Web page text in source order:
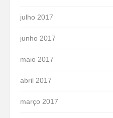
julho 2017
junho 2017
maio 2017
abril 2017
março 2017